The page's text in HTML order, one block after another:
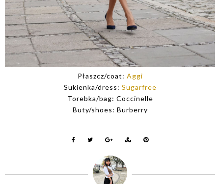
Płaszcz/coat: Aggi
Sukienka/dress: Sugarfree
Torebka/bag: Coccinelle
Buty/shoes: Burberry